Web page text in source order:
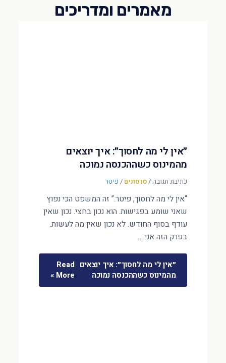
״אין לי מה לחסוך״: איך יוצאים
מהמינוס כשההכנסה נמוכה
כתיבת תגובה/סרטונים / פיטר
“אין לי מה לחסוך, פיטר.” זה המשפט הכי נפוץ
שאני שומע בפגישות. הוא נכון בחצי. נכון שאין
עודף בסוף החודש. לא נכון שאין מה לעשות.
בפרק הזה אני …
״אין לי מה לחסוך״: איך יוצאים
מהמינוס כשההכנסה נמוכה
Read
More »